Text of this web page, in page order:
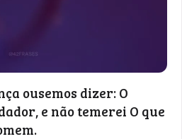
ousemos dizer: O
e não temerei O que